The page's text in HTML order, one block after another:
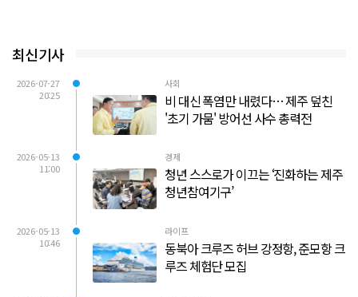
최신기사
2026-07-27
20:25
사회
비 대신 폭염만 내렸다… 제주 덮친
'초기 가뭄' 방어선 사수 총력전
2026-05-13
11:00
경제
청년 스스로가 이끄는 ‘진화하는 제주
청년참여기구’
2026-05-13
10:46
라이프
동북아 크루즈 허브 강정항, 준모항 크
루즈 체험단 모집